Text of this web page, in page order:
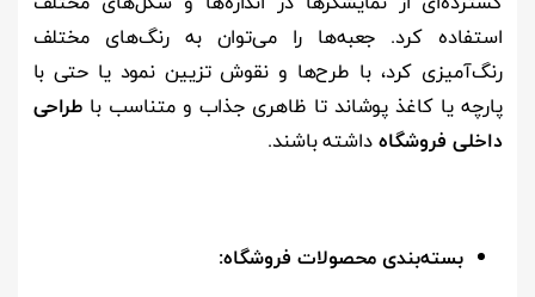
استفاده کرد. جعبه‌ها را می‌توان به رنگ‌های مختلف
رنگ‌آمیزی کرد، با طرح‌ها و نقوش تزیین نمود یا حتی با
پارچه یا کاغذ پوشاند تا ظاهری جذاب و متناسب با طراحی
داخلی فروشگاهداشته باشند.
بسته‌بندی محصولات فروشگاه: